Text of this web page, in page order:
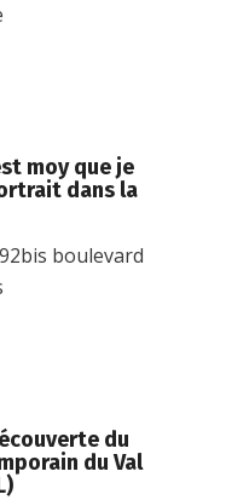
moy que je
dans la
92bis boulevard
du
du Val